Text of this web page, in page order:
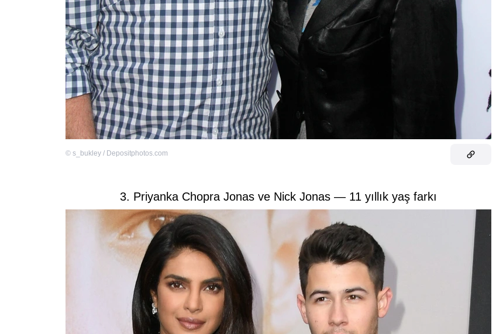
© s_bukley / Depositphotos.com
3. Priyanka Chopra Jonas ve Nick Jonas — 11 yıllık yaş farkı